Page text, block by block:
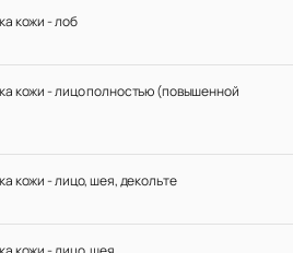
кожи - лоб
кожи - лицо полностью (повышенной
кожи - лицо, шея, декольте